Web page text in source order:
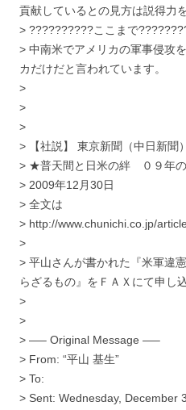
貢献しているとの見方は説得力を
> ??????????ここまで
> 中南米でアメリカの軍事侵攻
カだけだと言われています。
>
>
>
> 【社説】 東京新聞（中日新聞）
> ★普天間と日米の絆 ０９年の
> 2009年12月30日
> 全文は
> http://www.chunichi.co.jp/
>
> 平山さんが書かれた『米軍違
らざるもの』をＦＡＸにて申し
>
>
> —– Original Message —–
> From: “平山 基生”
> To:
> Sent: Wednesday, December